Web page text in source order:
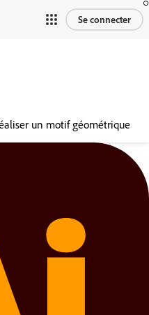
Se connecter
un motif géométrique